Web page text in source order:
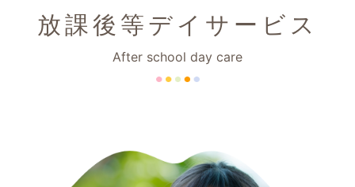
放課後等デイサービス
After school day care